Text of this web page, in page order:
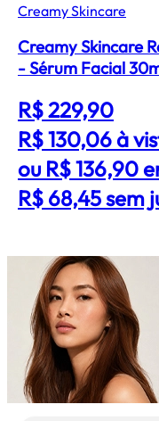
Creamy Skincare
Creamy Skincare
- Sérum Facial
R$ 229,90
R$ 130,06à
ou R$ 136,90
R$ 68,45 sem